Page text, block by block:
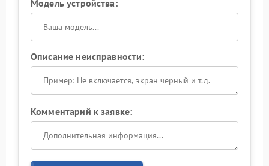
Модель устройства:
Описание неисправности:
Комментарий к заявке: